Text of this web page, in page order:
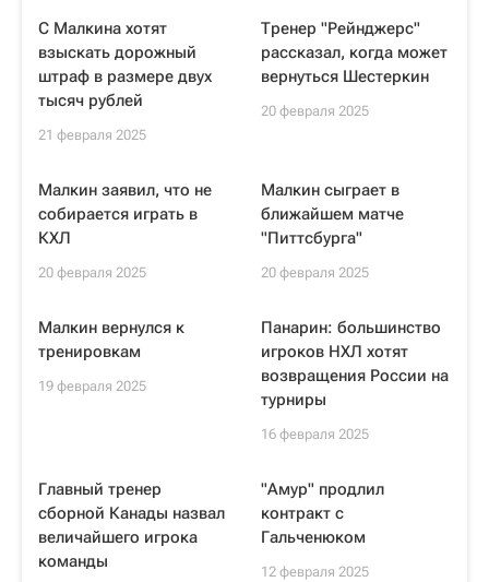
С Малкина хотят
взыскать дорожный
штраф в размере двух
тысяч рублей
21 февраля 2025
Тренер "Рейнджерс"
рассказал, когда может
вернуться Шестеркин
20 февраля 2025
Малкин заявил, что не
собирается играть в
КХЛ
20 февраля 2025
Малкин сыграет в
ближайшем матче
"Питтсбурга"
20 февраля 2025
Малкин вернулся к
тренировкам
19 февраля 2025
Панарин: большинство
игроков НХЛ хотят
возвращения России на
турниры
16 февраля 2025
Главный тренер
сборной Канады назвал
величайшего игрока
команды
"Амур" продлил
контракт с
Гальченюком
12 февраля 2025